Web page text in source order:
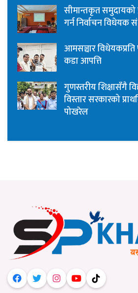
सीमान्तकृत समुदायको
गर्न निर्वाचन विधेयक
आमसञ्चार
कडा आपत्ति
गुणस्तरीय शिक्षासँगै
विस्तार सरकारको
पोखरेल